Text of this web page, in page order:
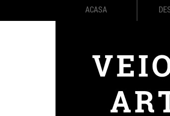
ACASA